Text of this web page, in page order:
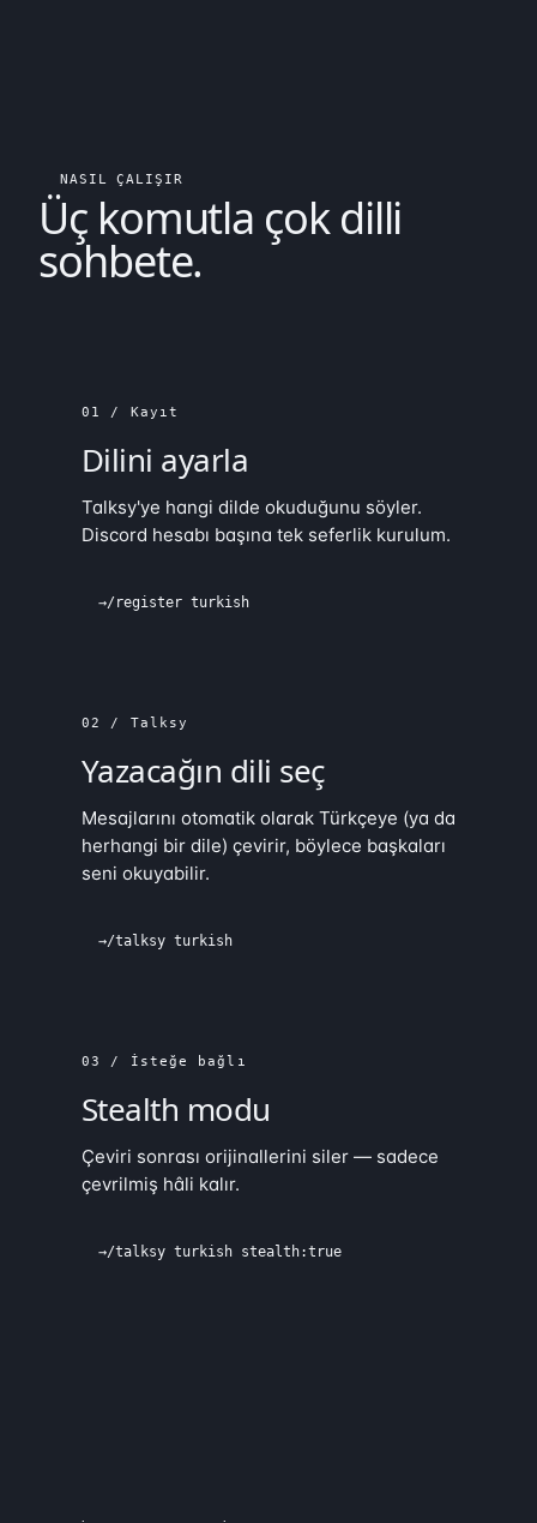
NASIL ÇALIŞIR
Üç komutla çok dilli
sohbete.
01 / Kayıt
Dilini ayarla
Talksy'ye hangi dilde okuduğunu söyler.
Discord hesabı başına tek seferlik kurulum.
→/register turkish
02 / Talksy
Yazacağın dili seç
Mesajlarını otomatik olarak Türkçeye (ya da
herhangi bir dile) çevirir, böylece başkaları
seni okuyabilir.
→/talksy turkish
03 / İsteğe bağlı
Stealth modu
Çeviri sonrası orijinallerini siler — sadece
çevrilmiş hâli kalır.
→/talksy turkish stealth:true